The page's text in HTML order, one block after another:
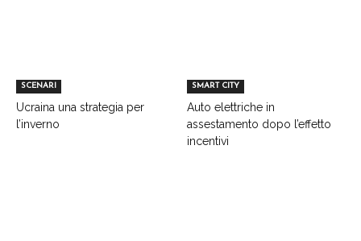
SCENARI
Ucraina una strategia per
l’inverno
SMART CITY
Auto elettriche in
assestamento dopo l’effetto
incentivi